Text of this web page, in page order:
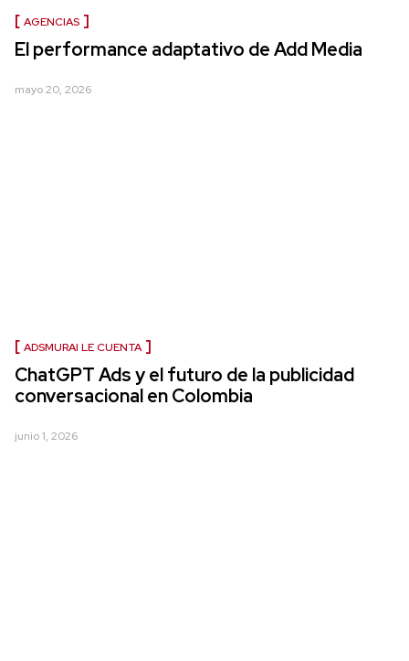
AGENCIAS
El performance adaptativo de Add Media
mayo 20, 2026
ADSMURAI LE CUENTA
ChatGPT Ads y el futuro de la publicidad
conversacional en Colombia
junio 1, 2026